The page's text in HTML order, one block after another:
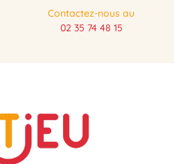
Contactez-nous au
02 35 74 48 15